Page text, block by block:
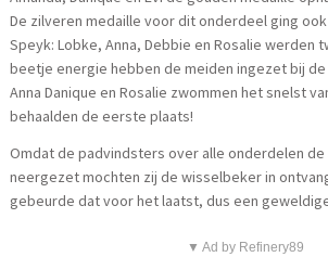
De zilveren medaille voor dit onderdeel ging ook
Speyk: Lobke, Anna, Debbie en Rosalie werden
beetje energie hebben de meiden ingezet bij
Anna Danique en Rosalie zwommen het snelst
behaalden de eerste plaats!
Omdat de padvindsters over alle onderdelen
neergezet mochten zij de wisselbeker in
gebeurde dat voor het laatst, dus een
▼ Ad by Refinery89